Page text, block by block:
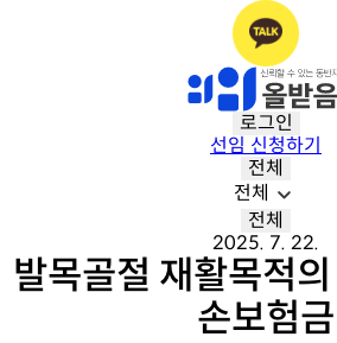
로그인
선임 신청하기
전체
전체
전체
2025. 7. 22.
발목골절 재활목적
손보험금